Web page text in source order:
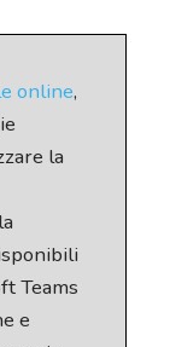
online,
la
Teams
e